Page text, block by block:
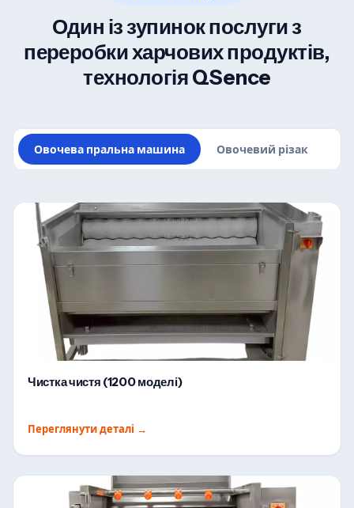
Один із зупинок послуги з
переробки харчових продуктів,
технологія QSence
Овочева пральна машина Овочевий різак
Чистка чистя (1200 моделі)
Переглянути деталі →